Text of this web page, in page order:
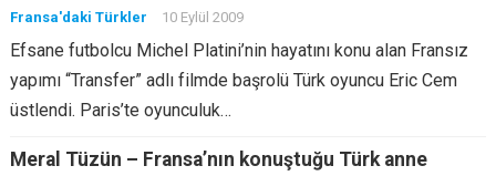
Fransa'daki Türkler 10 Eylül 2009
Efsane futbolcu Michel Platini’nin hayatını konu alan Fransız
yapımı “Transfer” adlı filmde başrolü Türk oyuncu Eric Cem
üstlendi. Paris’te oyunculuk…
Meral Tüzün – Fransa’nın konuştuğu Türk anne